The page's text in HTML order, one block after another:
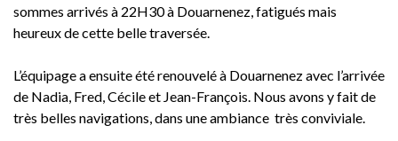
sommes arrivés à 22H30 à Douarnenez, fatigués mais
heureux de cette belle traversée.
L’équipage a ensuite été renouvelé à Douarnenez avec l’arrivée
de Nadia, Fred, Cécile et Jean-François. Nous avons y fait de
très belles navigations, dans une ambiance très conviviale.